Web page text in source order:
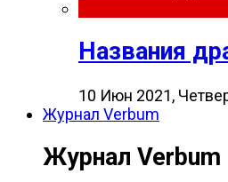
Названия
10 Июн 2021,
Журнал Verbum
Журнал Verbum